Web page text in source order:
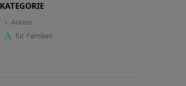
KATEGORIE
Anlass
für Familien